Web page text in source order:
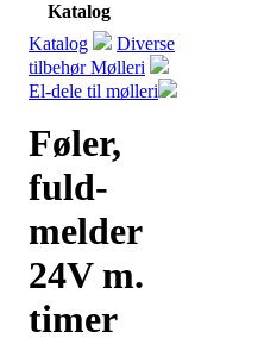
Katalog
Katalog
Diverse
tilbehør Mølleri
El-dele til mølleri
Føler,
fuld-
melder
24V m.
timer